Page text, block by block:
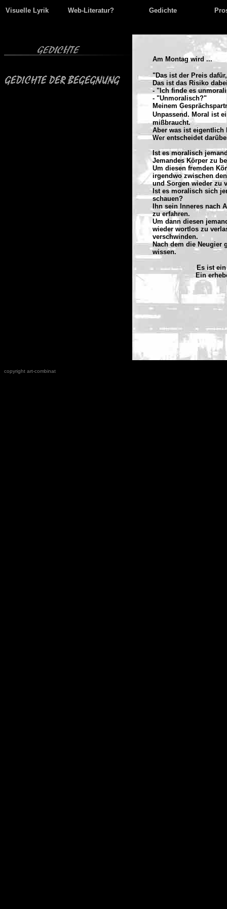
Visuelle Lyrik Web-Literatur? Gedichte
Am Montag wird ...
"Das ist der Preis
Das ist das Risiko
- "Ich finde es
- "Unmoralisch?"
Meinem
Unpassend. Moral ist
mißbraucht.
Aber was ist eigentlich
Wer entscheidet
Ist es moralisch
Jemandes Körper zu
Um diesen fremden
irgendwo zwischen
und Sorgen wieder zu
Ist es moralisch sich
schauen?
Ihn sein Inneres nach
zu erfahren.
Um dann diesen
wieder wortlos zu
verschwinden.
Nach dem die Neugier
wissen.
Es ist
Ein
copyright art-combinat